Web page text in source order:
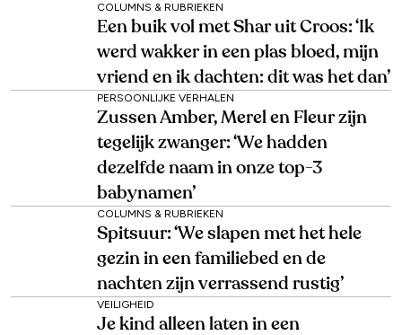
COLUMNS & RUBRIEKEN
Een buik vol met Shar uit Croos: ‘Ik
werd wakker in een plas bloed, mijn
vriend en ik dachten: dit was het dan’
PERSOONLIJKE VERHALEN
Zussen Amber, Merel en Fleur zijn
tegelijk zwanger: ‘We hadden
dezelfde naam in onze top-3
babynamen’
COLUMNS & RUBRIEKEN
Spitsuur: ‘We slapen met het hele
gezin in een familiebed en de
nachten zijn verrassend rustig’
VEILIGHEID
Je kind alleen laten in een